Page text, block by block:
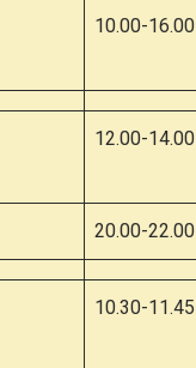
10.00-16.00
12.00-14.00
20.00-22.00
10.30-11.45